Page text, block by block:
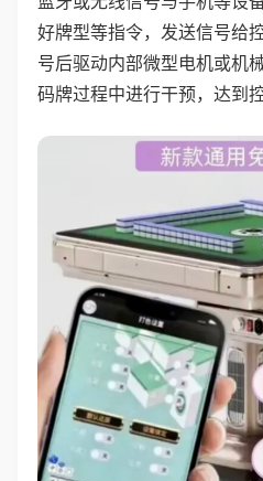
好牌型等指令，发送信号给
号后驱动内部微型电机或机
码牌过程中进行干预，达到控